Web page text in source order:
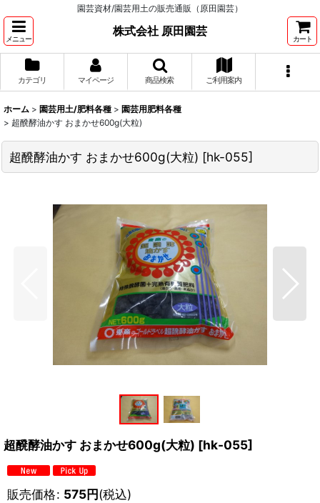
園芸資材/園芸用土の販売通販（原田園芸）
メニュー
株式会社 原田園芸
カート
カテゴリ マイページ 商品検索 ご利用案内
ホーム > 園芸用土/肥料各種 > 園芸用肥料各種
> 超醗酵油かす おまかせ600g(大粒)
超醗酵油かす おまかせ600g(大粒) [hk-055]
超醗酵油かす おまかせ600g(大粒) [hk-055]
販売価格: 575円(税込)